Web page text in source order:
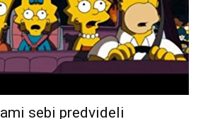
sebi predvideli